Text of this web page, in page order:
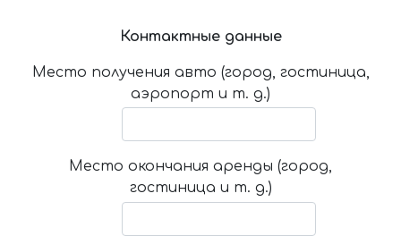
Контактные данные
Место получения авто (город, гостиница,
аэропорт и т. д.)
Место окончания аренды (город,
гостиница и т. д.)